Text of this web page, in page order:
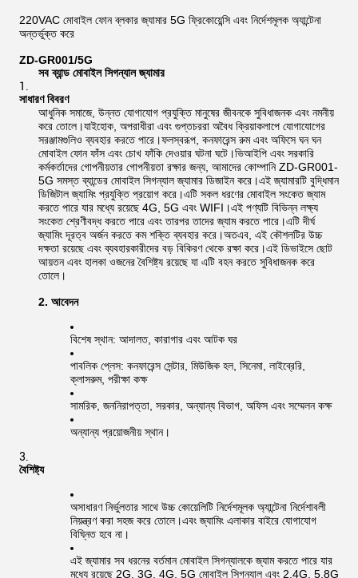
220VAC মোবাইল ফোন ব্লকার জ্যামার 5G ফ্রিকোয়েন্সি এবং নির্দেশমূলক অ্যান্টেনা
অন্তর্ভুক্ত করে
ZD-GR001/5G
সব ব্যান্ড মোবাইল সিগন্যাল জ্যামার
সাধারণ বিবরণ
আধুনিক সমাজে, উন্নত যোগাযোগ প্রযুক্তি মানুষের জীবনকে সুবিধাজনক এবং নমনীয়
করে তোলে।যাইহোক, অপরাধীরা এবং গুপ্তচররা অবৈধ ক্রিয়াকলাপে যোগাযোগের
সরঞ্জামগুলিও ব্যবহার করতে পারে।ফলস্বরূপ, কনফারেন্স রুম এবং অফিসে ঘন ঘন
মোবাইল ফোন ফাঁস এবং চোখ ফাঁকি দেওয়ার ঘটনা ঘটে।ভিআইপি এবং সরকারি
কর্মকর্তাদের গোপনীয়তার গোপনীয়তা রক্ষার জন্য, আমাদের কোম্পানি ZD-GR001-
5G সমস্ত ব্যান্ডের মোবাইল সিগন্যাল জ্যামার ডিজাইন করে।এই জ্যামারটি বুদ্ধিমান
ডিজিটাল জ্যামিং প্রযুক্তি প্রয়োগ করে।এটি সকল ধরণের মোবাইল সংকেত জ্যাম
করতে পারে যার মধ্যে রয়েছে 4G, 5G এবং WIFI।এই পণ্যটি বিভিন্ন লক্ষ্য
সংকেত শ্রেণীবদ্ধ করতে পারে এবং তারপর তাদের জ্যাম করতে পারে।এটি দীর্ঘ
জ্যামিং দূরত্ব অর্জন করতে কম শক্তি ব্যবহার করে।অতএব, এই কৌশলটির উচ্চ
দক্ষতা রয়েছে এবং ব্যবহারকারীদের বড় বিকিরণ থেকে রক্ষা করে।এই ডিভাইসে ছোট
আয়তন এবং হালকা ওজনের বৈশিষ্ট্য রয়েছে যা এটি বহন করতে সুবিধাজনক করে
তোলে।
2. আবেদন
বিশেষ স্থান: আদালত, কারাগার এবং আটক ঘর
পাবলিক প্লেস: কনফারেন্স সেন্টার, মিউজিক হল, সিনেমা, লাইব্রেরি,
ক্লাসরুম, পরীক্ষা কক্ষ
সামরিক, জননিরাপত্তা, সরকার, অন্যান্য বিভাগ, অফিস এবং সম্মেলন কক্ষ
অন্যান্য প্রয়োজনীয় স্থান।
বৈশিষ্ট্য
অসাধারণ নির্ভুলতার সাথে উচ্চ কোয়েলিটি নির্দেশমূলক অ্যান্টেনা নির্দেশাবলী
নিয়ন্ত্রণ করা সহজ করে তোলে।এবং জ্যামিং এলাকার বাইরে যোগাযোগ
বিঘ্নিত হবে না।
এই জ্যামার সব ধরনের বর্তমান মোবাইল সিগন্যালকে জ্যাম করতে পারে যার
মধ্যে রয়েছে 2G, 3G, 4G, 5G মোবাইল সিগন্যাল এবং 2.4G, 5.8G